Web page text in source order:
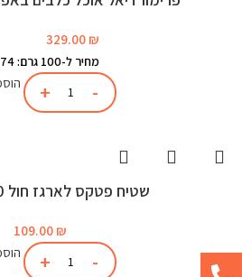
329.00 ₪
מחיר ל-100 גרם: ₪2.74
שטיח פטקס לארגז חול 60×70 ס"מ
109.00 ₪